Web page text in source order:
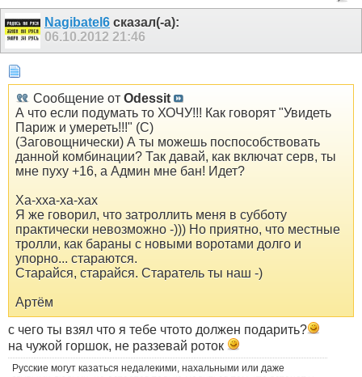
Nagibatel6 сказал(-а):
06.10.2012 21:46
Сообщение от Odessit
А что если подумать то ХОЧУ!!! Как говорят "Увидеть
Париж и умереть!!!" (С)
(Заговощнически) А ты можешь поспособствовать
данной комбинации? Так давай, как включат серв, ты
мне пуху +16, а Админ мне бан! Идет?
Ха-хха-ха-хах
Я же говорил, что затроллить меня в субботу
практически невозможно -))) Но приятно, что местные
тролли, как бараны с новыми воротами долго и
упорно... стараются.
Старайся, старайся. Старатель ты наш -)
Артём
с чего ты взял что я тебе чтото должен подарить?
на чужой горшок, не раззевай роток
Русские могут казаться недалекими, нахальными или даже